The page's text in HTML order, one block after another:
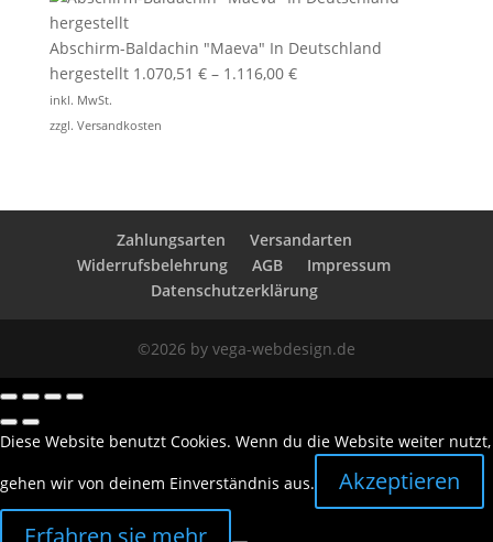
Abschirm-Baldachin "Maeva" In Deutschland
hergestellt 1.070,51 €– 1.116,00 €
inkl. MwSt.
zzgl. Versandkosten
Zahlungsarten
Versandarten
Widerrufsbelehrung
AGB
Impressum
Datenschutzerklärung
©2026 by vega-webdesign.de
Diese Website benutzt Cookies. Wenn du die Website weiter nutzt,
gehen wir von deinem Einverständnis aus.
Akzeptieren